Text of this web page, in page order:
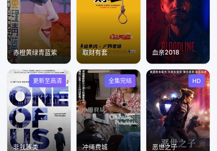
赤橙黄绿青蓝紫 取财有套 血亲2018
更新至高清
非我族类
全集完结
冲绳费城
HD
恶世之子